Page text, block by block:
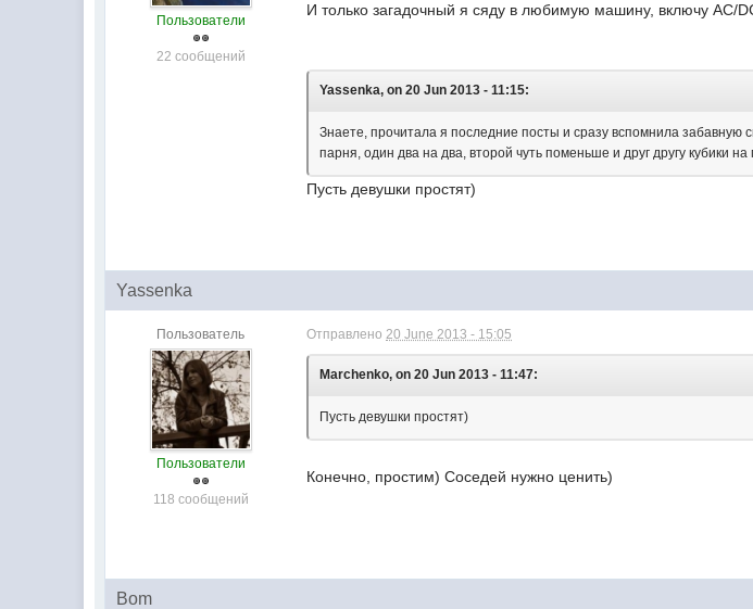
Пользователи
22 сообщений
И только загадочный я сяду в любимую машину, включу AC/
Yassenka, on 20 Jun 2013 - 11:15:
Знаете, прочитала я последние посты и сразу вспомнила
парня, один два на два, второй чуть поменьше и друг другу кубики
Пусть девушки простят)
Yassenka
Пользователь
Пользователи
118 сообщений
Отправлено20 June 2013 - 15:05
Marchenko, on 20 Jun 2013 - 11:47:
Пусть девушки простят)
Конечно, простим) Соседей нужно ценить)
Bom